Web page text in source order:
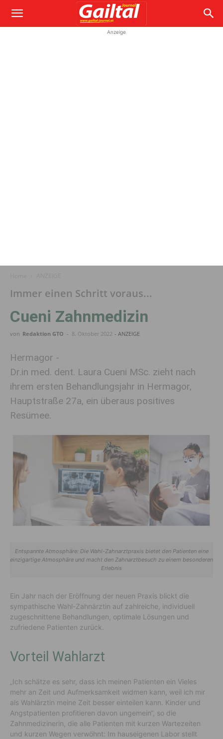
Anzeige
Immer einen Schritt voraus...
Cueni Zahnmedizin
von Redaktion GTO - 8. Oktober 2022 - ANZEIGE
Hermagor -
Dr.in med. dent. Laura Cueni MSc. zieht nach
ihrem ersten Behandlungsjahr in Hermagor,
Hauptstraße 27a, ein überaus positives
Resümee.
Entspannte Atmosphäre: Die Wahl-Zahnarztpraxis bietet den Patienten eine
einzigartige Atmosphäre und macht den Zahnarztbesuch zu einem besonderen
Erlebnis
Ein Jahr nach der Eröffnung der neuen Praxis blickt die
sympathische Wahl-Zahnärztin auf zahlreiche, individuell
zugeschnittene Behandlungen, optimale Lösungen und
zufriedene Patienten zurück.
Vorteil Wahlarzt
„Ich schätze es sehr, dass ich meinen Patienten ein Vieles
mehr an Zeit und Aufmerksamkeit widmen kann, weil ich mir
als Wahlärztin meine Zeit besser einteilen kann. Kinder und
Angstpatienten profitieren davon ungemein“, so die
Zahnmedizinerin, die alle Patienten mit kurzen Wartezeiten
und kurzen Wegen verwöhnt: Im hauseigenen Labor stellt